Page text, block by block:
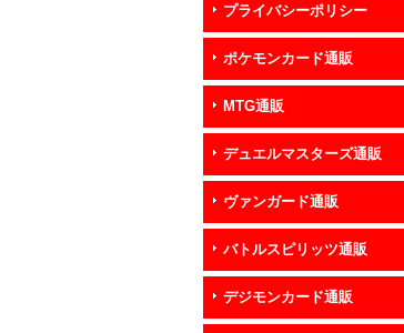
プライバシーポリシー
ポケモンカード通販
MTG通販
デュエルマスターズ通販
ヴァンガード通販
バトルスピリッツ通販
デジモンカード通販